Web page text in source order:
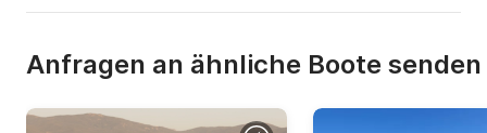
Anfragen an ähnliche Boote senden